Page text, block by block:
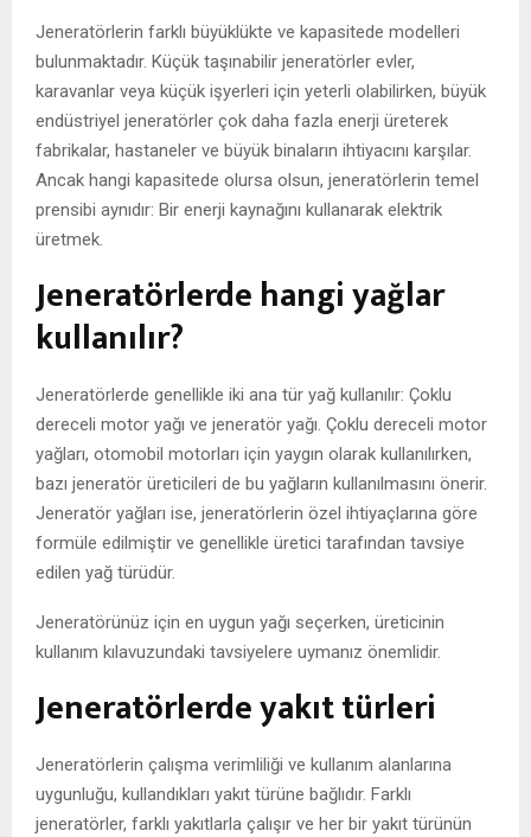
Jeneratörlerin farklı büyüklükte ve kapasitede modelleri
bulunmaktadır. Küçük taşınabilir jeneratörler evler,
karavanlar veya küçük işyerleri için yeterli olabilirken, büyük
endüstriyel jeneratörler çok daha fazla enerji üreterek
fabrikalar, hastaneler ve büyük binaların ihtiyacını karşılar.
Ancak hangi kapasitede olursa olsun, jeneratörlerin temel
prensibi aynıdır: Bir enerji kaynağını kullanarak elektrik
üretmek.
Jeneratörlerde hangi yağlar
kullanılır?
Jeneratörlerde genellikle iki ana tür yağ kullanılır: Çoklu
dereceli motor yağı ve jeneratör yağı. Çoklu dereceli motor
yağları, otomobil motorları için yaygın olarak kullanılırken,
bazı jeneratör üreticileri de bu yağların kullanılmasını önerir.
Jeneratör yağları ise, jeneratörlerin özel ihtiyaçlarına göre
formüle edilmiştir ve genellikle üretici tarafından tavsiye
edilen yağ türüdür.
Jeneratörünüz için en uygun yağı seçerken, üreticinin
kullanım kılavuzundaki tavsiyelere uymanız önemlidir.
Jeneratörlerde yakıt türleri
Jeneratörlerin çalışma verimliliği ve kullanım alanlarına
uygunluğu, kullandıkları yakıt türüne bağlıdır. Farklı
jeneratörler, farklı yakıtlarla çalışır ve her bir yakıt türünün